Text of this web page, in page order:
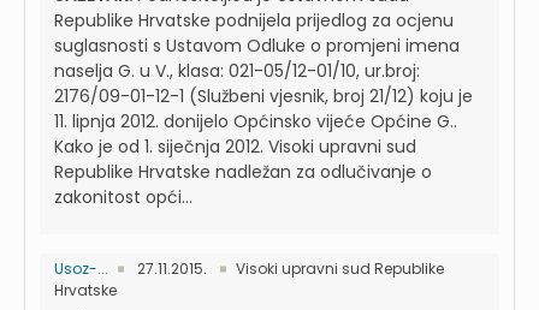
Republike Hrvatske podnijela prijedlog za ocjenu
suglasnosti s Ustavom Odluke o promjeni imena
naselja G. u V., klasa: 021-05/12-01/10, ur.broj:
2176/09-01-12-1 (Službeni vjesnik, broj 21/12) koju je
11. lipnja 2012. donijelo Općinsko vijeće Općine G..
Kako je od 1. siječnja 2012. Visoki upravni sud
Republike Hrvatske nadležan za odlučivanje o
zakonitost opći...
Usoz-... 27.11.2015.
Visoki upravni sud Republike
Hrvatske